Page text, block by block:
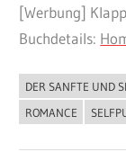
[Werbung]
Buchdetails:
BUCHIGES
DER SANFTE UND
ROMANCE